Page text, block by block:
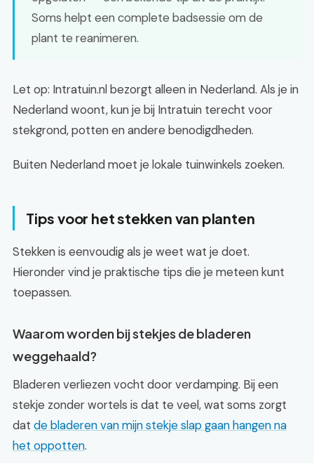
Soms helpt een complete badsessie om de
plant te reanimeren.
Let op: Intratuin.nl bezorgt alleen in Nederland. Als je in
Nederland woont, kun je bij Intratuin terecht voor
stekgrond, potten en andere benodigdheden.
Buiten Nederland moet je lokale tuinwinkels zoeken.
Tips voor het stekken van planten
Stekken is eenvoudig als je weet wat je doet.
Hieronder vind je praktische tips die je meteen kunt
toepassen.
Waarom worden bij stekjes de bladeren
weggehaald?
Bladeren verliezen vocht door verdamping. Bij een
stekje zonder wortels is dat te veel, wat soms zorgt
dat de bladeren van mijn stekje slap gaan hangen na
het oppotten.